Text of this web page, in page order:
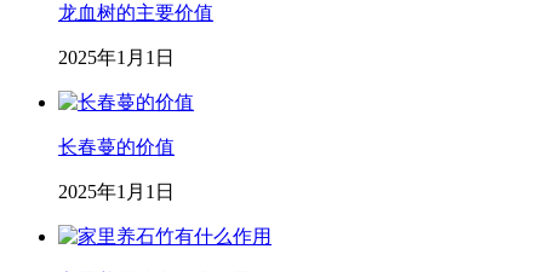
龙血树的主要价值
2025年1月1日
长春蔓的价值
2025年1月1日